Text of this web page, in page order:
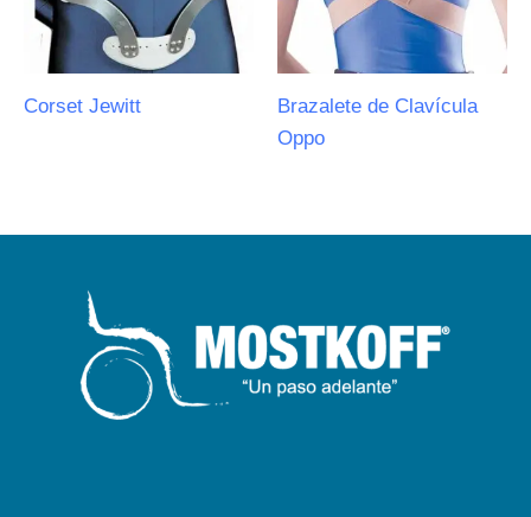
Corset Jewitt
Brazalete de Clavícula
Oppo